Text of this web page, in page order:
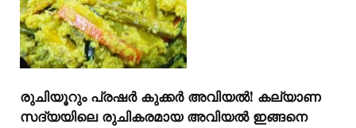
രുചിയൂറും പ്രഷർ കുക്കർ അവിയല്‍! കല്യാണ
സദ്യയിലെ രുചികരമായ അവിയൽ ഇങ്ങനെ